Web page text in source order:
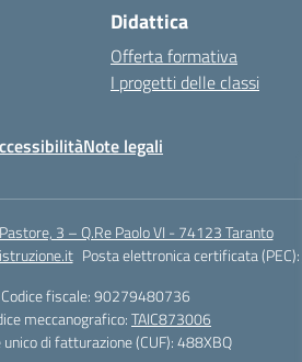
Didattica
Offerta formativa
I progetti delle classi
Note legali
3 – Q.Re Paolo VI - 74123 Taranto
Posta elettronica certificata (PEC):
Codice fiscale: 90279480736
meccanografico:TAIC873006
unico di fatturazione (CUF): 488XBQ